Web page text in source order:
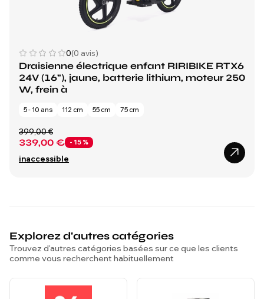
0(0 avis)
Draisienne électrique enfant RIRIBIKE RTX6
24V (16"), jaune, batterie lithium, moteur 250
W, frein à
5 - 10 ans 112 cm 55 cm 75 cm
339,00 € - 15 %
399,00 €
inaccessible
Explorez d'autres catégories
Trouvez d'autres catégories basées sur ce que les clients
comme vous recherchent habituellement